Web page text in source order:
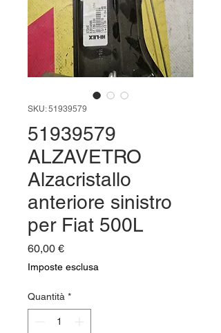
SKU: 51939579
51939579
ALZAVETRO
Alzacristallo
anteriore sinistro
per Fiat 500L
60,00 €Prezzo
Imposte esclusa
Quantità *